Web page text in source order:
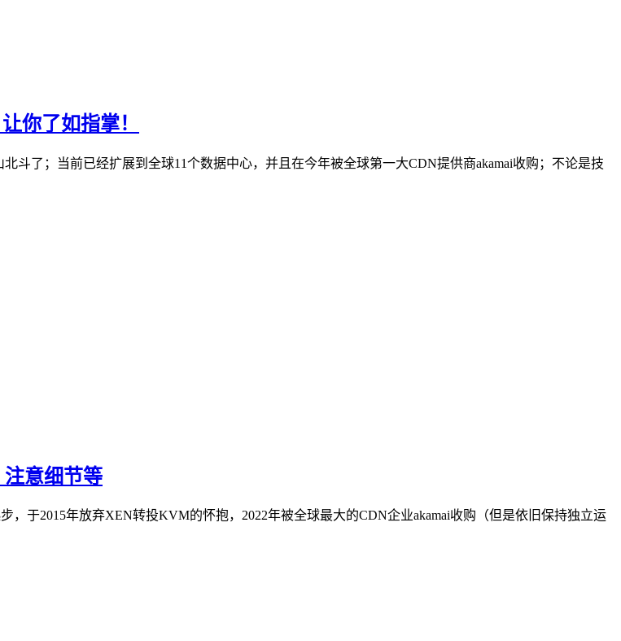
你了如指掌！
斗了；当前已经扩展到全球11个数据中心，并且在今年被全球第一大CDN提供商akamai收购；不论是技
意细节等
，于2015年放弃XEN转投KVM的怀抱，2022年被全球最大的CDN企业akamai收购（但是依旧保持独立运